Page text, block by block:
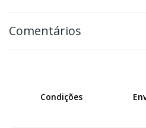
Comentários
Condições